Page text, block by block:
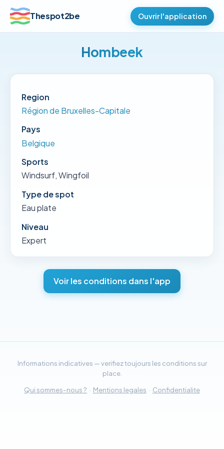
Thespot2be Ouvrir l'application
Hombeek
Region
Région de Bruxelles-Capitale
Pays
Belgique
Sports
Windsurf, Wingfoil
Type de spot
Eau plate
Niveau
Expert
Voir les conditions dans l'app
Informations indicatives — verifiez toujours les conditions sur
place.
Qui sommes-nous ? · Mentions legales · Confidentialite